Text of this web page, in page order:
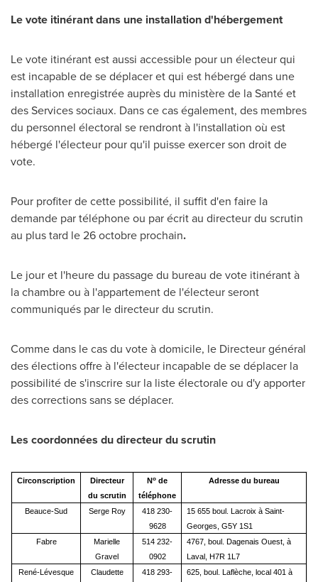
Le vote itinérant dans une installation d'hébergement
Le vote itinérant est aussi accessible pour un électeur qui
est incapable de se déplacer et qui est hébergé dans une
installation enregistrée auprès du ministère de la Santé et
des Services sociaux. Dans ce cas également, des membres
du personnel électoral se rendront à l'installation où est
hébergé l'électeur pour qu'il puisse exercer son droit de
vote.
Pour profiter de cette possibilité, il suffit d'en faire la
demande par téléphone ou par écrit au directeur du scrutin
au plus tard le 26 octobre prochain.
Le jour et l'heure du passage du bureau de vote itinérant à
la chambre ou à l'appartement de l'électeur seront
communiqués par le directeur du scrutin.
Comme dans le cas du vote à domicile, le Directeur général
des élections offre à l'électeur incapable de se déplacer la
possibilité de s'inscrire sur la liste électorale ou d'y apporter
des corrections sans se déplacer.
Les coordonnées du directeur du scrutin
Circonscription
Directeur
du scrutin
No de
téléphone
Adresse du bureau
Beauce-Sud Serge Roy
418 230-
9628
15 655 boul. Lacroix à Saint-
Georges, G5Y 1S1
Fabre
Marielle
Gravel
514 232-
0902
4767, boul. Dagenais Ouest, à
Laval, H7R 1L7
René-Lévesque
Claudette
418 293-
625, boul. Laflèche, local 401 à